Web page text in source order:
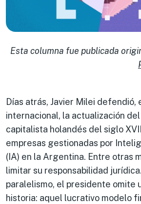
Esta columna fue publicada
Días atrás, Javier Milei defendió,
internacional, la actualización
capitalista holandés del siglo
empresas gestionadas por
(IA) en la Argentina. Entre otras
limitar su responsabilidad
paralelismo, el presidente omite
historia: aquel lucrativo modelo